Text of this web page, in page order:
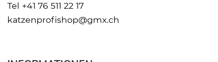
Tel +41 76 511 22 17
katzenprofishop@gmx.ch